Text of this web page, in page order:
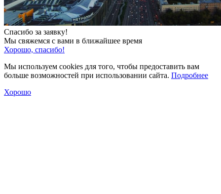
Спасибо за заявку!
Мы свяжемся с вами в ближайшее время
Хорошо, спасибо!
Мы используем cookies для того, чтобы предоставить вам
больше возможностей при использовании сайта. Подробнее
Хорошо